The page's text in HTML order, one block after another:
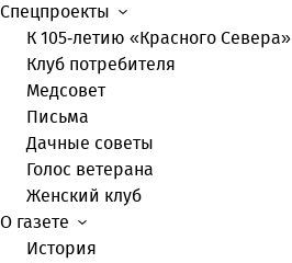
Спецпроекты
К 105-летию «Красного Севера»
Клуб потребителя
Медсовет
Письма
Дачные советы
Голос ветерана
Женский клуб
О газете
История